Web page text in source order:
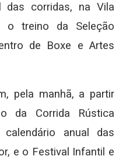
das corridas, na Vila
o treino da Seleção
de Boxe e Artes
pela manhã, a partir
da Corrida Rústica
anual das
e o Festival Infantil e